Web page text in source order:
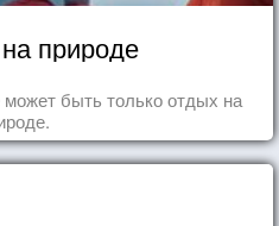
природе
быть только отдых на